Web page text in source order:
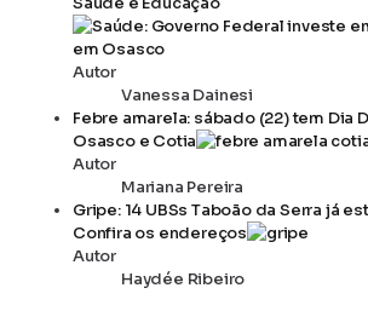
Autor
Vanessa Dainesi
Febre amarela: sábado (22) tem Dia
Osasco e Cotia
Autor
Mariana Pereira
Gripe: 14 UBSs Taboão da Serra já
Confira os endereços
Autor
Haydée Ribeiro